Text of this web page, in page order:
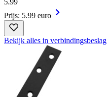
Prijs: 5.99 euro
Bekijk alles in verbindingsbeslag